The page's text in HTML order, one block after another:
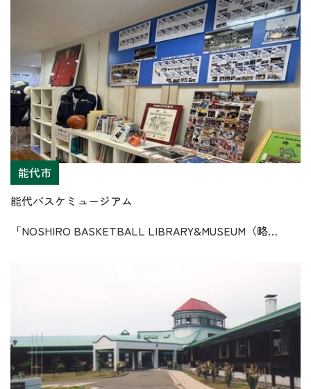
能代市
能代バスケミュージアム
「NOSHIRO BASKETBALL LIBRARY&MUSEUM（略…